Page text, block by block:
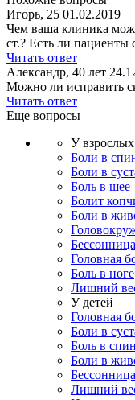
Игорь, 25 01.02.2019
Чем ваша клиника
ст.? Есть ли
Читать ответ
Александр, 40 лет
Можно ли исправить
Читать ответ
Еще вопросы
У взрослых
Боли в
Боли в
Боль в шее
Болит
Боли в
Бессонница
Головная
Боль в ноге
Лишний
У детей
Головная
Боли в
Боль в
Боли в
Лишний